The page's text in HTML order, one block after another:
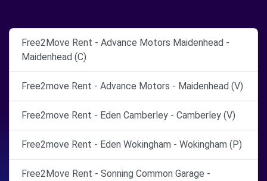
Free2Move Rent - Advance Motors Maidenhead -
Maidenhead (C)
Free2move Rent - Advance Motors - Maidenhead (V)
Free2move Rent - Eden Camberley - Camberley (V)
Free2move Rent - Eden Wokingham - Wokingham (P)
Free2Move Rent - Sonning Common Garage -